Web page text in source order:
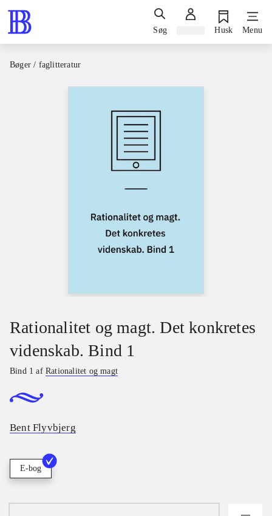
Søg Husk Menu
Bøger / faglitteratur
Rationalitet og magt. Det konkretes
videnskab. Bind 1
Bind 1 afRationalitet og magt
Bent Flyvbjerg
E-bog